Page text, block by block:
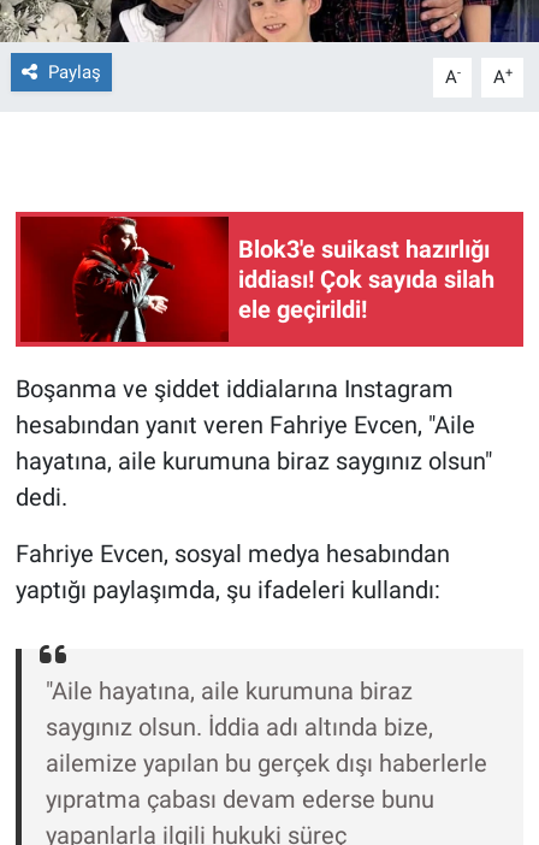
Paylaş A- A+
Blok3'e suikast hazırlığı
iddiası! Çok sayıda silah
ele geçirildi!
Boşanma ve şiddet iddialarına Instagram
hesabından yanıt veren Fahriye Evcen, "Aile
hayatına, aile kurumuna biraz saygınız olsun"
dedi.
Fahriye Evcen, sosyal medya hesabından
yaptığı paylaşımda, şu ifadeleri kullandı:
"Aile hayatına, aile kurumuna biraz
saygınız olsun. İddia adı altında bize,
ailemize yapılan bu gerçek dışı haberlerle
yıpratma çabası devam ederse bunu
yapanlarla ilgili hukuki süreç
Gün Başlıyor
Gün Bitiyor
Günün görüntüsü
Haber
İlan
Kimdir
Koronavirüs
Kültür Sanat
Nedir
Popüler
Programlar